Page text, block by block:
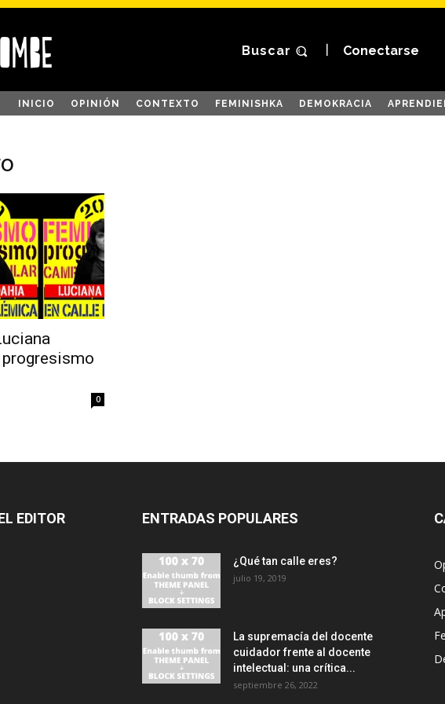
Buscar Conectarse
INICIO OPINIÓN CONTEXTO FEMINISHKA DEMOKRACIA
0
EDITOR ENTRADAS POPULARES
¿Qué tan calle eres?
julio 19, 2019
La supremacía del docente
cuidador frente al docente
intelectual: una crítica...
septiembre 26, 2022